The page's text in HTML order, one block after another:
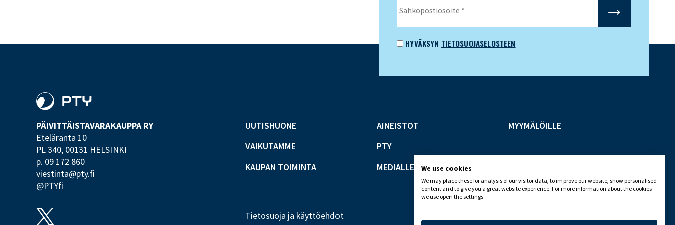
HYVÄKSYN TIETOSUOJASELOSTEEN
PÄIVITTÄISTAVARA­KAUPPA RY
Eteläranta 10
PL 340, 00131 HELSINKI
p. 09 172 860
viestinta@pty.fi
@PTYfi
UUTISHUONE
VAIKUTAMME
KAUPAN TOIMINTA
AINEISTOT
PTY
MEDIALLE
MYYMÄLÖILLE
Tietosuoja ja käyttöehdot
We use cookies
We may place these for analysis of our visitor data, to improve our website, show personalised
content and to give you a great website experience. For more information about the cookies
we use open the settings.